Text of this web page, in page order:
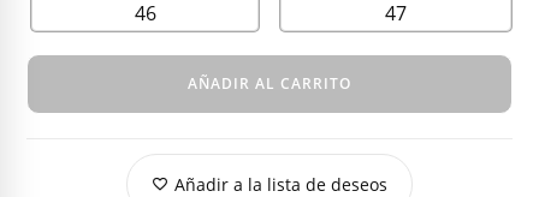
46 47
AÑADIR AL CARRITO
Añadir a la lista de deseos